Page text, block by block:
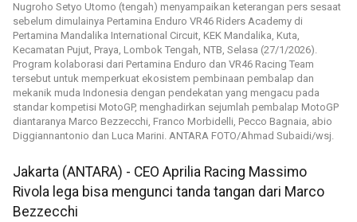
Nugroho Setyo Utomo (tengah) menyampaikan keterangan pers sesaat
sebelum dimulainya Pertamina Enduro VR46 Riders Academy di
Pertamina Mandalika International Circuit, KEK Mandalika, Kuta,
Kecamatan Pujut, Praya, Lombok Tengah, NTB, Selasa (27/1/2026).
Program kolaborasi dari Pertamina Enduro dan VR46 Racing Team
tersebut untuk memperkuat ekosistem pembinaan pembalap dan
mekanik muda Indonesia dengan pendekatan yang mengacu pada
standar kompetisi MotoGP, menghadirkan sejumlah pembalap MotoGP
diantaranya Marco Bezzecchi, Franco Morbidelli, Pecco Bagnaia, abio
Diggiannantonio dan Luca Marini. ANTARA FOTO/Ahmad Subaidi/wsj.
Jakarta (ANTARA) - CEO Aprilia Racing Massimo
Rivola lega bisa mengunci tanda tangan dari Marco
Bezzecchi